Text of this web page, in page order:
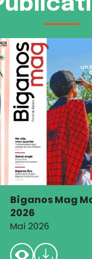
Biganos Mag
2026
Mai 2026